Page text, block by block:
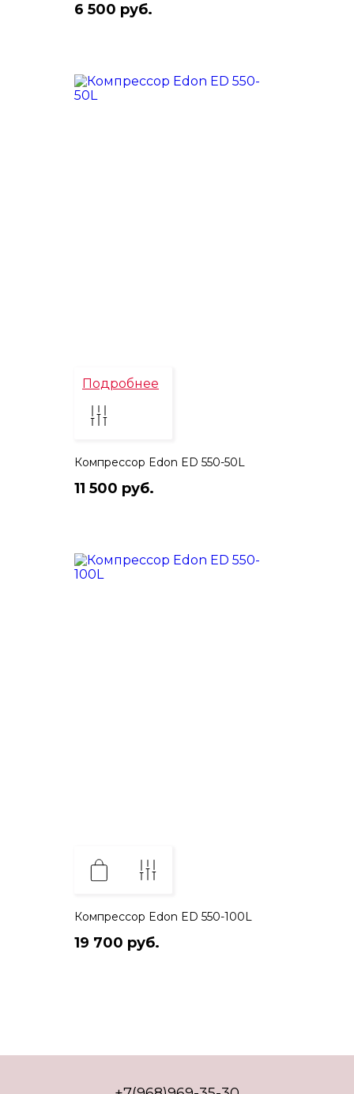
6 500 руб.
Подробнее
Компрессор Edon ED 550-50L
11 500 руб.
Компрессор Edon ED 550-100L
19 700 руб.